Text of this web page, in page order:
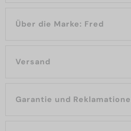
Über die Marke: Fred
Versand
Garantie und